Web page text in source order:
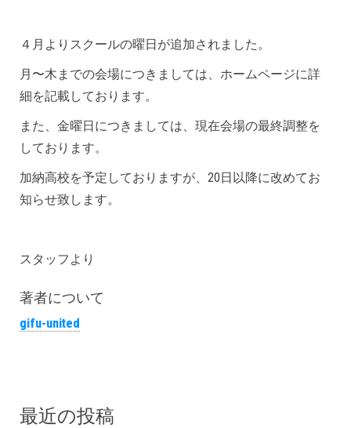
４月よりスクールの曜日が追加されました。
月〜木までの会場につきましては、ホームページに詳
細を記載しております。
また、金曜日につきましては、現在会場の最終調整を
しております。
加納高校を予定しておりますが、20日以降に改めてお
知らせ致します。
スタッフより
著者について
gifu-united
最近の投稿